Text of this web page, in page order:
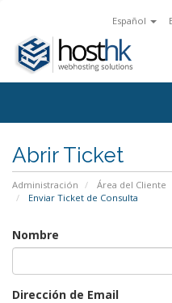
Español
Abrir Ticket
Administración Área del Cliente
Enviar Ticket de Consulta
Nombre
Dirección de Email